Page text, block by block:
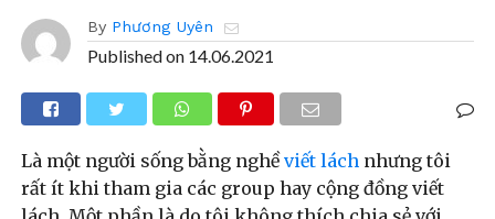
By Phương Uyên
Published on 14.06.2021
Là một người sống bằng nghềviết lách nhưng tôi
rất ít khi tham gia các group hay cộng đồng viết